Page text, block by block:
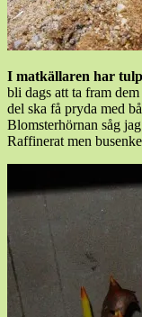
I matkällaren har
bli dags att ta fram
del ska få pryda med
Blomsterhörnan såg
Raffinerat men